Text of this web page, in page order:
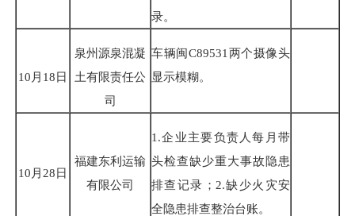
录。
10月18日
泉州源泉混凝
土有限责任公
司
车辆闽C89531两个摄像头
显示模糊。
10月28日
福建东利运输
有限公司
1.企业主要负责人每月带
头检查缺少重大事故隐患
排查记录；2.缺少火灾安
全隐患排查整治台账。